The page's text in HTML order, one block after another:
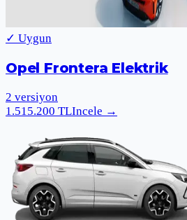
✓ Uygun
Opel Frontera Elektrik
2 versiyon
1.515.200 TLIncele →